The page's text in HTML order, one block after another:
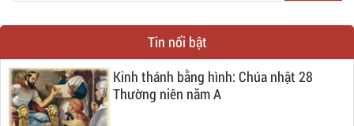
Tin nổi bật
Kinh thánh bằng hình: Chúa nhật 28
Thường niên năm A